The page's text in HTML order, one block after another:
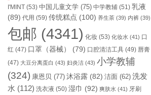
I'MINT(53) 中国儿童文学(75) 中学教辅(51) 乳液
(89) 代用 (59) 传统糕点 (100) 养生茶(39) 内裤(39)
包邮 (4341) 化妆(53) 化妆水 (41) 口
红 (47) 口罩（器械） (79) 口腔清洁工具(49) 唇膏
(47) 大豆分离蛋白 (43) 妇炎洁(43) 小学教辅
(324) 康恩贝 (77) 沐浴露(82) 洁面 (62) 洗发
水 (112) 洗衣液 (50) 湿巾 (92) 爽肤水 (41) 牙刷